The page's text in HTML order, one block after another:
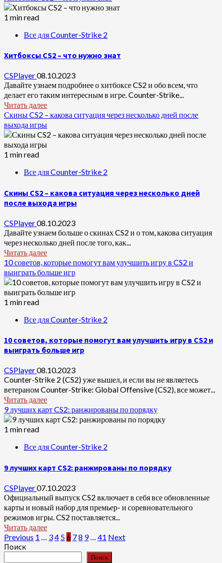
1 min read
Все для Counter-Strike 2
Хитбоксы CS2 – что нужно знат
CSPlayer08.10.2023
Давайте узнаем подробнее о хитбоксе CS2 и обо всем, что
делает его таким интересным в игре. Counter-Strike...
Читать далее
Скины CS2 – какова ситуация через несколько дней после
выхода игры
1 min read
Все для Counter-Strike 2
Скины CS2 – какова ситуация через несколько дней
после выхода игры
CSPlayer08.10.2023
Давайте узнаем больше о скинах CS2 и о том, какова ситуация
через несколько дней после того, как...
Читать далее
10 советов, которые помогут вам улучшить игру в CS2 и
выиграть больше игр
1 min read
Все для Counter-Strike 2
10 советов, которые помогут вам улучшить игру в CS2 и
выиграть больше игр
CSPlayer08.10.2023
Counter-Strike 2 (CS2) уже вышел, и если вы не являетесь
ветераном Counter-Strike: Global Offensive (CS2), все может...
Читать далее
9 лучших карт CS2: ранжированы по порядку
1 min read
Все для Counter-Strike 2
9 лучших карт CS2: ранжированы по порядку
CSPlayer07.10.2023
Официальный выпуск CS2 включает в себя все обновленные
карты и новый набор для премьер- и соревновательного
режимов игры. CS2 поставляется...
Читать далее
Пагинация
записей
Previous 1 … 34 56 78 9… 41 Next
Поиск
Поиск